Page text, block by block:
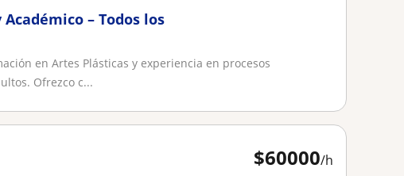
– Todos los
en Artes Plásticas y experiencia en procesos
Ofrezco c...
$60000/h